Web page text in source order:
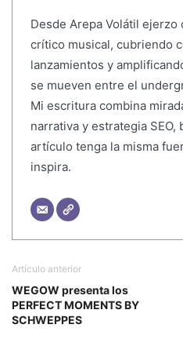
Desde Arepa Volátil
crítico musical, cubriendo
lanzamientos y
se mueven entre el
Mi escritura combina
narrativa y estrategia SEO,
artículo tenga la misma
inspira.
Artículo anterior
WEGOW presenta los
PERFECT MOMENTS BY
SCHWEPPES